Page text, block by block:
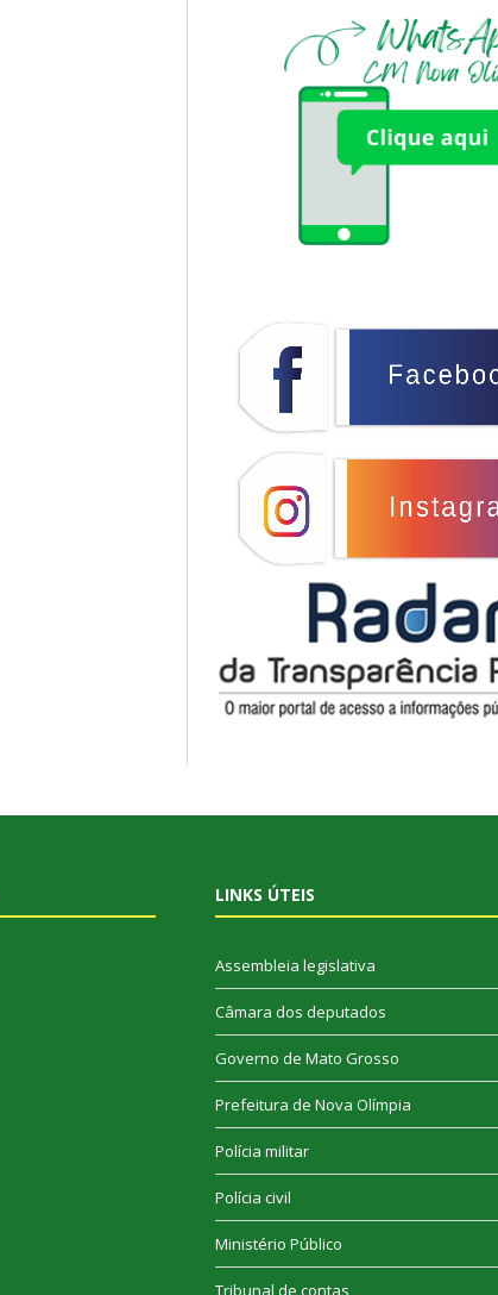
LINKS ÚTEIS
Assembleia legislativa
Câmara dos deputados
Governo de Mato Grosso
Prefeitura de Nova Olímpia
Polícia militar
Polícia civil
Ministério Público
Tribunal de contas